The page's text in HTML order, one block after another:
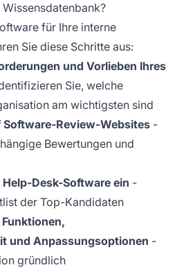
für Ihre interne
Sie diese Schritte aus:
und Vorlieben Ihres
Sie, welche
am wichtigsten sind
Software-Review-Websites -
Bewertungen und
Desk-Software ein -
der Top-Kandidaten
und Anpassungsoptionen -
gründlich